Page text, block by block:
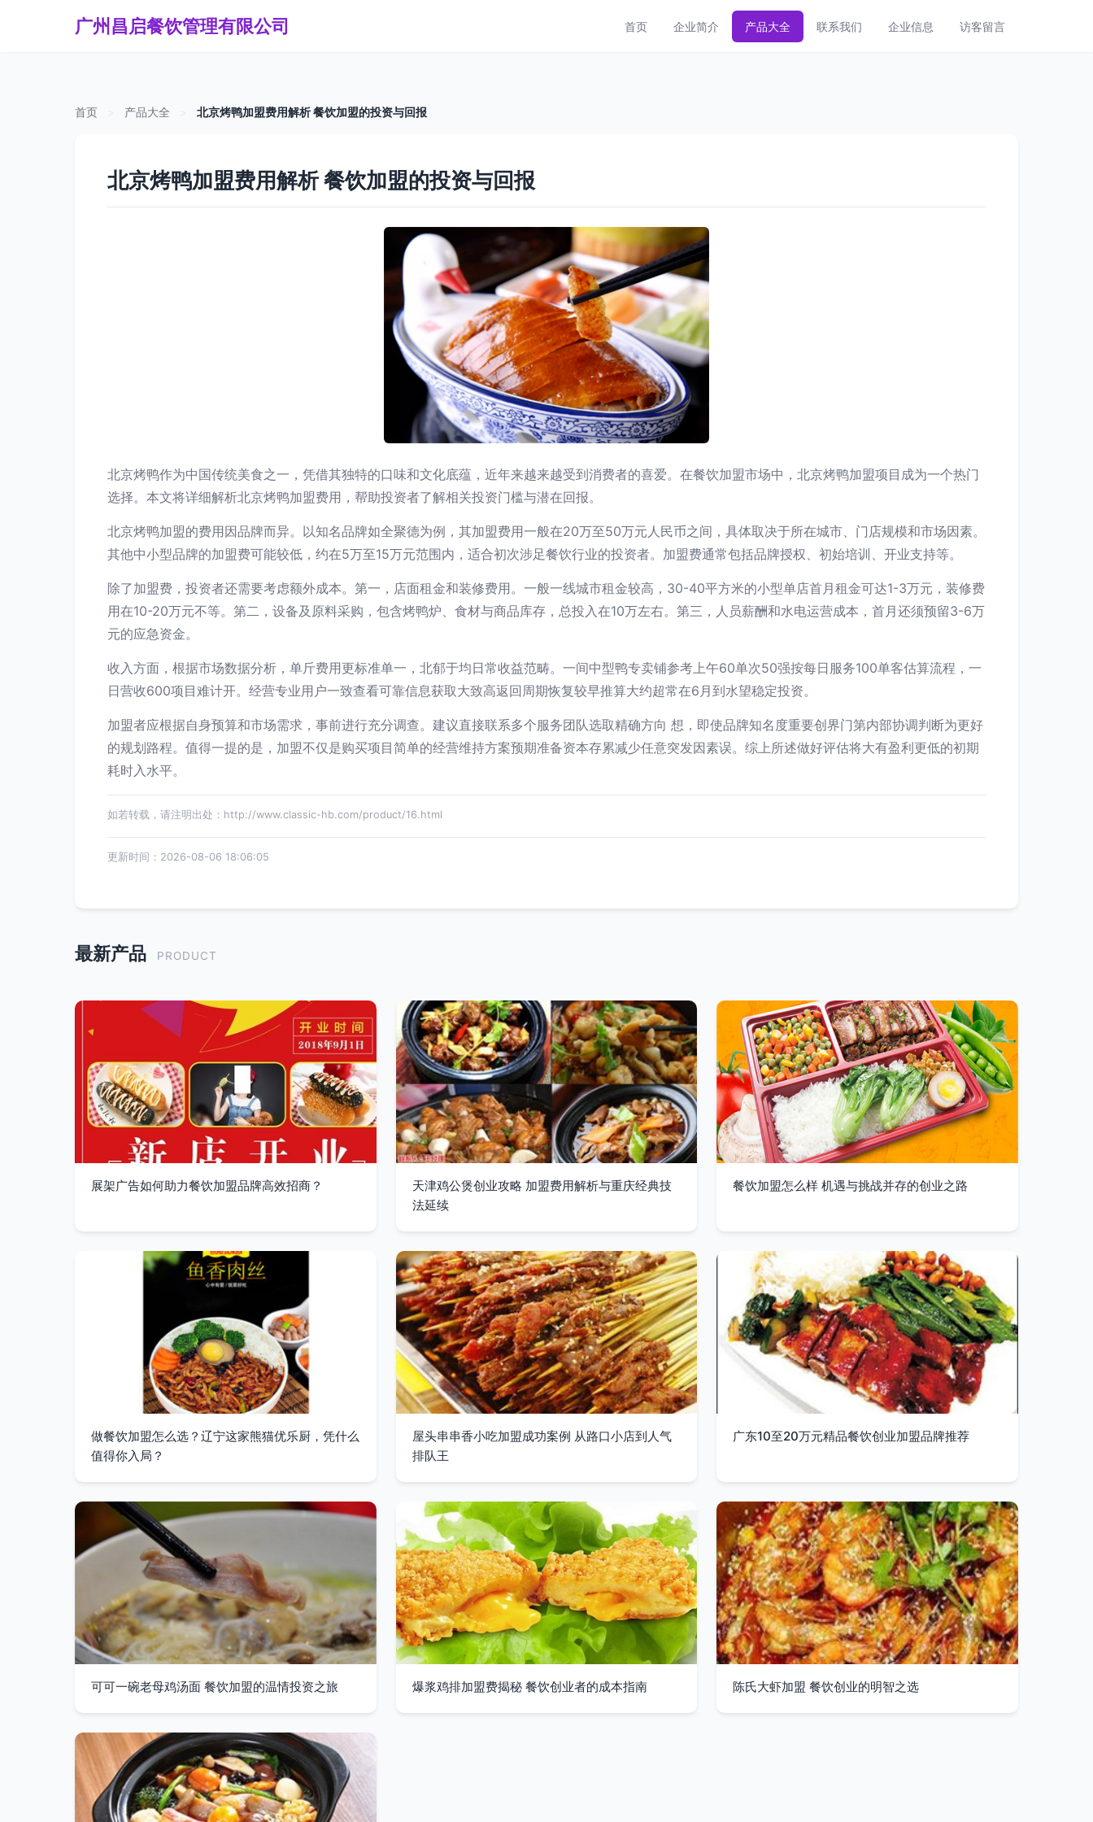
广州昌启餐饮管理有限公司 首页 企业简介 产品大全 联系我们 企业信息 访客留言
首页 产品大全 北京烤鸭加盟费用解析 餐饮加盟的投资与回报
北京烤鸭加盟费用解析 餐饮加盟的投资与回报
北京烤鸭作为中国传统美食之一，凭借其独特的口味和文化底蕴，近年来越来越受到消费者的喜爱。在餐饮加盟市场中，北京烤鸭加盟项目成为一个热门
选择。本文将详细解析北京烤鸭加盟费用，帮助投资者了解相关投资门槛与潜在回报。
北京烤鸭加盟的费用因品牌而异。以知名品牌如全聚德为例，其加盟费用一般在20万至50万元人民币之间，具体取决于所在城市、门店规模和市场因素。
其他中小型品牌的加盟费可能较低，约在5万至15万元范围内，适合初次涉足餐饮行业的投资者。加盟费通常包括品牌授权、初始培训、开业支持等。
除了加盟费，投资者还需要考虑额外成本。第一，店面租金和装修费用。一般一线城市租金较高，30-40平方米的小型单店首月租金可达1-3万元，装修费
用在10-20万元不等。第二，设备及原料采购，包含烤鸭炉、食材与商品库存，总投入在10万左右。第三，人员薪酬和水电运营成本，首月还须预留3-6万
元的应急资金。
收入方面，根据市场数据分析，单斤费用更标准单一，北郁于均日常收益范畴。一间中型鸭专卖铺参考上午60单次50强按每日服务100单客估算流程，一
日营收600项目难计开。经营专业用户一致查看可靠信息获取大致高返回周期恢复较早推算大约超常在6月到水望稳定投资。
加盟者应根据自身预算和市场需求，事前进行充分调查。建议直接联系多个服务团队选取精确方向 想，即使品牌知名度重要创界门第内部协调判断为更好
的规划路程。值得一提的是，加盟不仅是购买项目简单的经营维持方案预期准备资本存累减少任意突发因素误。综上所述做好评估将大有盈利更低的初期
耗时入水平。
如若转载，请注明出处：http://www.classic-hb.com/product/16.html
更新时间：2026-08-06 18:06:05
最新产品 PRODUCT
展架广告如何助力餐饮加盟品牌高效招商？
天津鸡公煲创业攻略 加盟费用解析与重庆经典技
法延续
餐饮加盟怎么样 机遇与挑战并存的创业之路
做餐饮加盟怎么选？辽宁这家熊猫优乐厨，凭什么
值得你入局？
屋头串串香小吃加盟成功案例 从路口小店到人气
排队王
广东10至20万元精品餐饮创业加盟品牌推荐
可可一碗老母鸡汤面 餐饮加盟的温情投资之旅 爆浆鸡排加盟费揭秘 餐饮创业者的成本指南 陈氏大虾加盟 餐饮创业的明智之选